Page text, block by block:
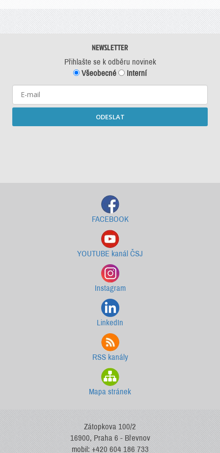
NEWSLETTER
Přihlašte se k odběru novinek
Všeobecné
Interní
ODESLAT
FACEBOOK
YOUTUBE kanál ČSJ
Instagram
LinkedIn
RSS kanály
Mapa stránek
Zátopkova 100/2
16900, Praha 6 - Břevnov
mobil: +420 604 186 733